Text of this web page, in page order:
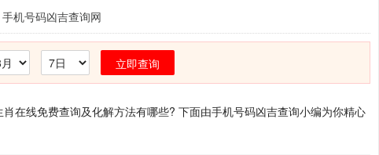
手机号码凶吉查询网
立即查询
在线免费查询及化解方法有哪些? 下面由手机号码凶吉查询小编为你精心